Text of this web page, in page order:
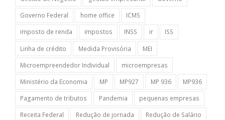
Governo Federal
home office
ICMS
imposto de renda
impostos INSS ir
ISS
Linha de crédito
Medida Provisória
MEI
Microempreendedor Individual
microempresas
Ministério da Economia
MP MP927 MP 936
MP936
Pagamento de tributos
Pandemia
pequenas empresas
Receita Federal
Redução de jornada
Redução de Salário